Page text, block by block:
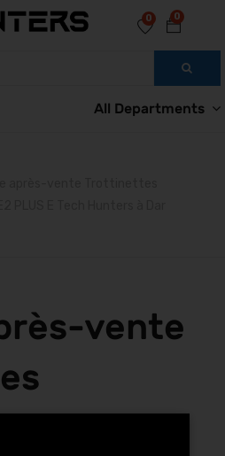
0
0
All Departments
vente
Segway